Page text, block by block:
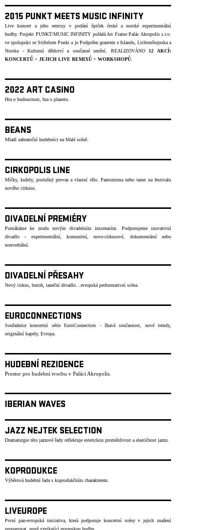
2015 PUNKT MEETS MUSIC INFINITY
Live koncert a jeho remixy v podání špiček české a norské experimentální
hudby.Projekt PUNKT/MUSIC INFINITY pořádá Art Frame Palác Akropolis s.r.o.
ve spolupráci se Stiftelsen Punkt a je Podpořen grantem z Islandu, Lichtenštejnska a
Norska - Kulturní dědictví a současné umění. REALIZOVÁNO 12 AKCÍ:
KONCERTŮ + JEJICH LIVE REMIXŮ + WORKSHOPŮ
2022 ART CASINO
Hra o budoucnost, hra o planetu.
BEANS
Mladí zahraniční hudebníci na Malé scéně.
CIRKOPOLIS LINE
Míčky, kužely, poslušný provaz a vlastní tělo. Pantomima nebo tanec na festivalu
nového cirkusu.
DIVADELNÍ PREMIÉRY
Pomáháme ke zrodu novým divadelním inscenacím. Podporujeme inovativní
divadlo - experimentální, komunitní, novo-cirkusové, dokumentární nebo
nonverbální.
DIVADELNÍ PŘESAHY
Nový cirkus, butoh, taneční divadlo…evropská performativní scéna.
EUROCONNECTIONS
Souřadnice koncertní série EuroConnection - žhavá současnost, nové trendy,
originální kapely, Evropa.
HUDEBNÍ REZIDENCE
Prostor pro hudební tvorbu v Paláci Akropolis.
IBERIAN WAVES
JAZZ NEJTEK SELECTION
Dramaturgie této jazzové řady reflektuje estetickou proměnlivost a elastičnost jazzu.
KOPRODUKCE
Výběrová hudební řada s koprodukčním charakterem.
LIVEUROPE
První pan-evropská iniciativa, která podporuje koncertní scény v jejich snažení
propagovat nově vznikající evropskou hudbu.